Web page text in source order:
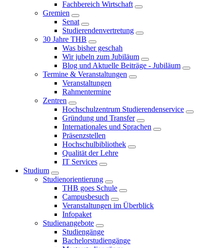
Fachbereich Wirtschaft
Gremien
Senat
Studierendenvertretung
30 Jahre THB
Was bisher geschah
Wir jubeln zum Jubiläum
Blog und Aktuelle Beiträge - Jubiläum
Termine & Veranstaltungen
Veranstaltungen
Rahmentermine
Zentren
Hochschulzentrum Studierendenservice
Gründung und Transfer
Internationales und Sprachen
Präsenzstellen
Hochschulbibliothek
Qualität der Lehre
IT Services
Studium
Studienorientierung
THB goes Schule
Campusbesuch
Veranstaltungen im Überblick
Infopaket
Studienangebote
Studiengänge
Bachelorstudiengänge